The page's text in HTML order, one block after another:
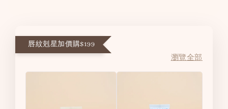
唇紋剋星加價購$199
瀏覽全部